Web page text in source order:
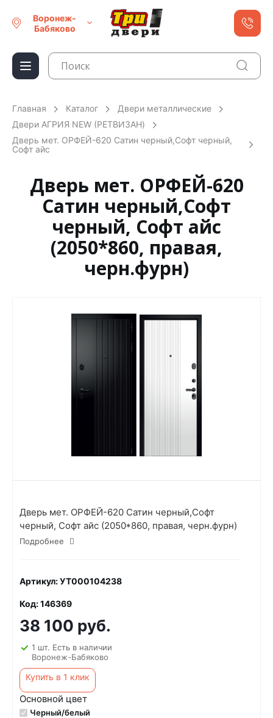
Воронеж-
Бабяково
Главная Каталог
Двери металлические
Двери АГРИЯ NEW (РЕТВИЗАН)
Дверь мет. ОРФЕЙ-620 Сатин черный,Софт черный,
Софт айс
Дверь мет. ОРФЕЙ-620
Сатин черный,Софт
черный, Софт айс
(2050*860, правая,
черн.фурн)
Дверь мет. ОРФЕЙ-620 Сатин черный,Софт
черный, Софт айс (2050*860, правая, черн.фурн)
Подробнее
Артикул: УТ000104238
Код: 146369
38 100 руб.
1 шт. Есть в наличии
Воронеж-Бабяково
Купить в 1 клик
Основной цвет
Черный/белый